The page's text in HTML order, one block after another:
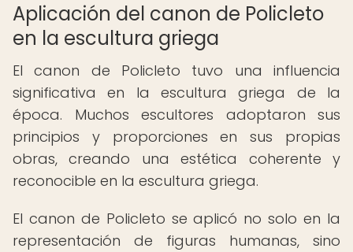
Aplicación del canon de Policleto
en la escultura griega
El canon de Policleto tuvo una influencia
significativa en la escultura griega de la
época. Muchos escultores adoptaron sus
principios y proporciones en sus propias
obras, creando una estética coherente y
reconocible en la escultura griega.
El canon de Policleto se aplicó no solo en la
representación de figuras humanas, sino